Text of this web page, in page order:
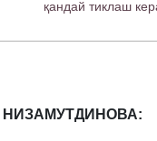
қандай тиклаш
НИЗАМУТДИНОВА: